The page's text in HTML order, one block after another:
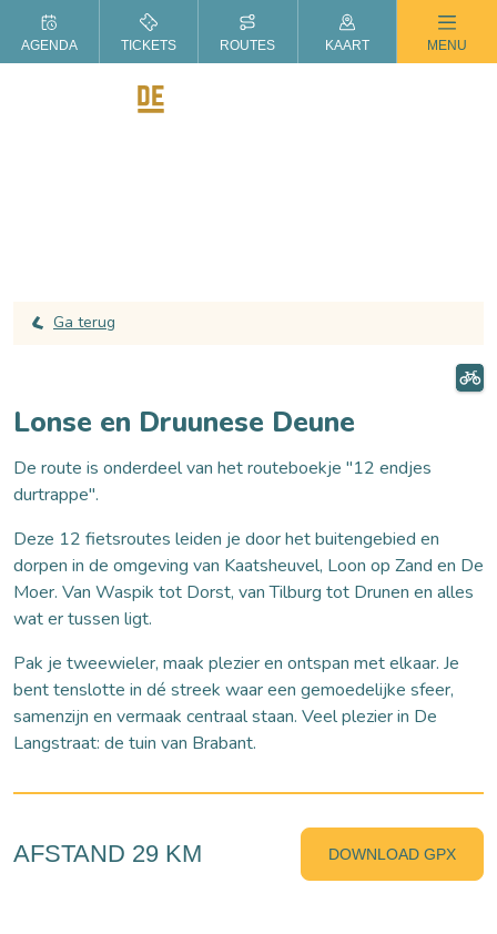
ZOMER IN DE LANGSTRAAT
Ga terug
Lonse en Druunese Deune
De route is onderdeel van het routeboekje "12 endjes
durtrappe".
Deze 12 fietsroutes leiden je door het buitengebied en
dorpen in de omgeving van Kaatsheuvel, Loon op Zand en De
Moer. Van Waspik tot Dorst, van Tilburg tot Drunen en alles
wat er tussen ligt.
Pak je tweewieler, maak plezier en ontspan met elkaar. Je
bent tenslotte in dé streek waar een gemoedelijke sfeer,
samenzijn en vermaak centraal staan. Veel plezier in De
Langstraat: de tuin van Brabant.
AFSTAND 29 KM DOWNLOAD GPX
AGENDA TICKETS ROUTES KAART MENU